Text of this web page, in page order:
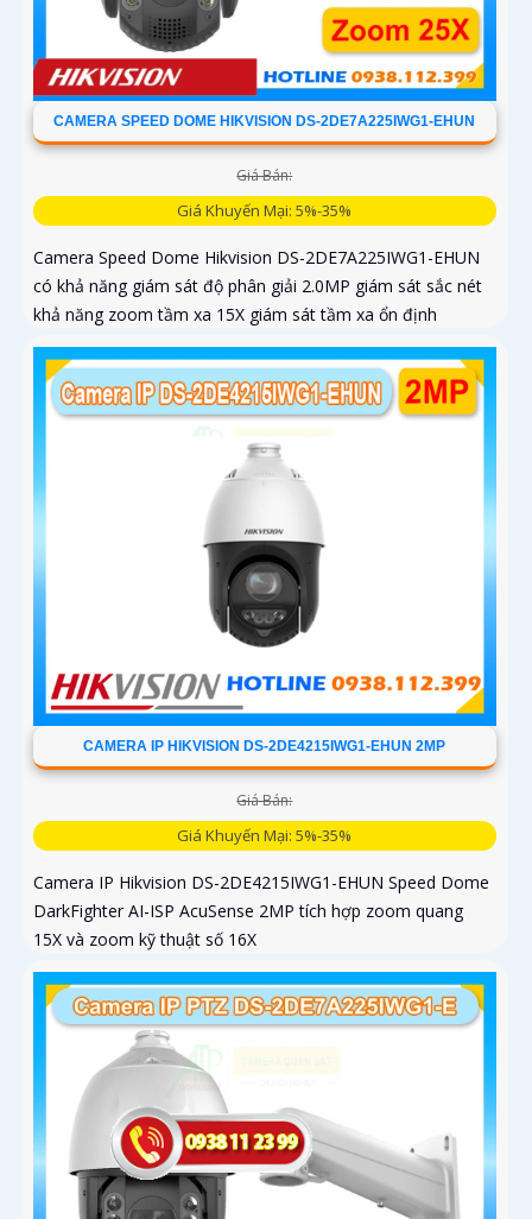
CAMERA SPEED DOME HIKVISION DS-2DE7A225IWG1-EHUN
Giá Bán:
Giá Khuyến Mại: 5%-35%
Camera Speed Dome Hikvision DS-2DE7A225IWG1-EHUN
có khả năng giám sát độ phân giải 2.0MP giám sát sắc nét
khả năng zoom tầm xa 15X giám sát tầm xa ổn định
CAMERA IP HIKVISION DS-2DE4215IWG1-EHUN 2MP
Giá Bán:
Giá Khuyến Mại: 5%-35%
Camera IP Hikvision DS-2DE4215IWG1-EHUN Speed Dome
DarkFighter AI-ISP AcuSense 2MP tích hợp zoom quang
15X và zoom kỹ thuật số 16X